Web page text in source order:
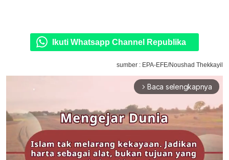
Ikuti Whatsapp Channel Republika
sumber : EPA-EFE/Noushad Thekkayil
arrow_forward_ios Baca selengkapnya